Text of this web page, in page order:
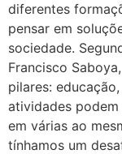
diferentes
pensar em
sociedade.
Francisco
pilares:
atividades podem
em várias ao
tínhamos um